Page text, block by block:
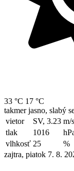
33 °C 17 °C
takmer jasno, slabý
vietor
SV, 3.23 m/s
tlak
1016
vlhkosť 25
%
zajtra, piatok 7. 8.